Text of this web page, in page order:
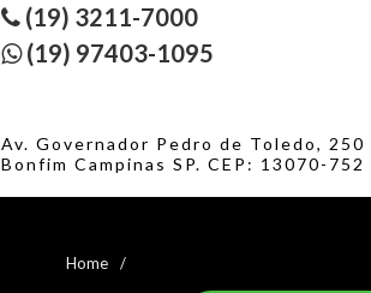
(19) 3211-7000
(19) 97403-1095
Av. Governador Pedro de Toledo, 250
Bonfim Campinas SP. CEP: 13070-752
Home